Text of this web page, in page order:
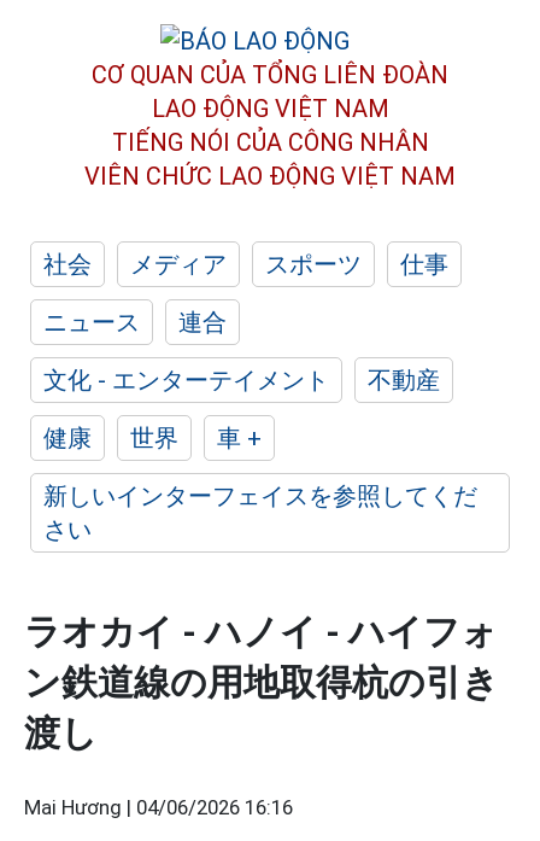
CƠ QUAN CỦA TỔNG LIÊN ĐOÀN
LAO ĐỘNG VIỆT NAM
TIẾNG NÓI CỦA CÔNG NHÂN
VIÊN CHỨC LAO ĐỘNG VIỆT NAM
社会 メディア スポーツ
仕事
ニュース
連合
文化 - エンターテイメント
不動産
健康
世界
車 +
新しいインターフェイスを参照してくだ
さい
ラオカイ - ハノイ - ハイフォ
ン鉄道線の用地取得杭の引き
渡し
Mai Hương | 04/06/2026 16:16